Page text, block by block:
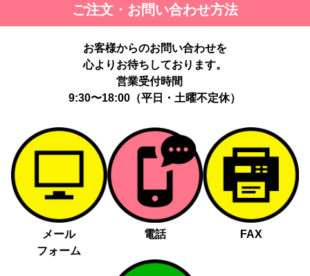
ご注文・お問い合わせ方法
お客様からのお問い合わせを
心よりお待ちしております。
営業受付時間
9:30〜18:00（平日・土曜不定休）
メール
フォーム
電話 FAX